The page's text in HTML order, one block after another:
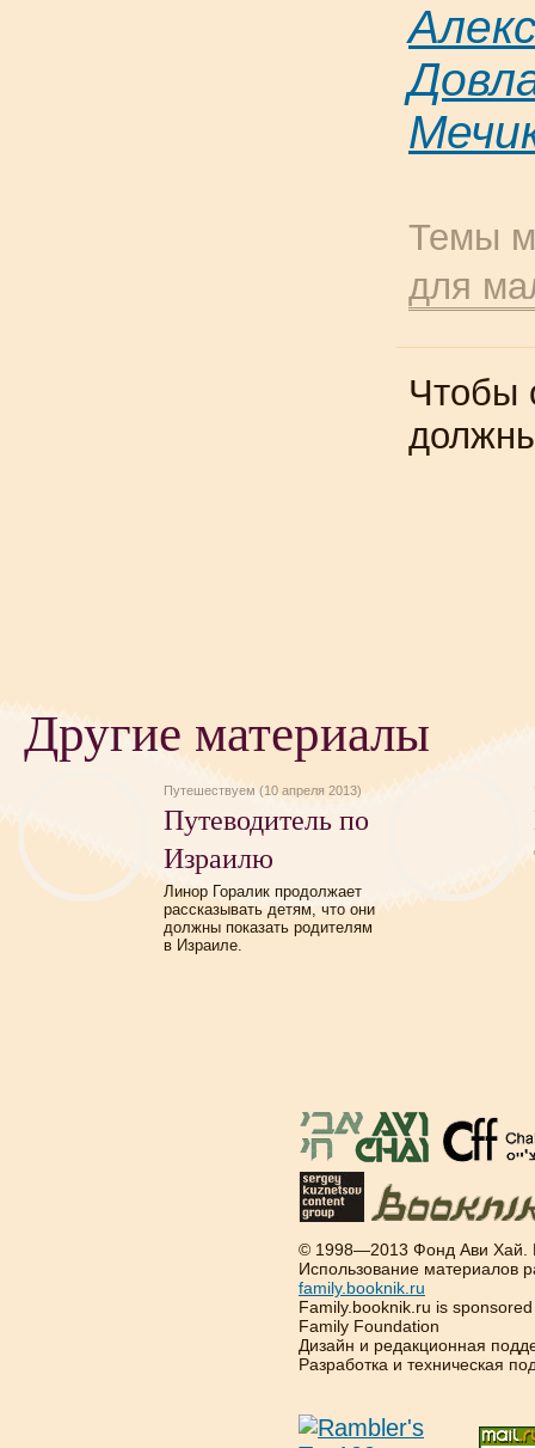
Темы
для
Чтобы
Другие материалы
Путешествуем (10 апреля 2013)
Путеводитель по
Израилю
Линор Горалик продолжает
рассказывать детям, что они
должны показать родителям
в Израиле.
© 1998—2013 Фонд Ави Хай.
Использование материалов
family.booknik.ru
Family.booknik.ru is
Family Foundation
Дизайн и редакционная
Разработка и техническая